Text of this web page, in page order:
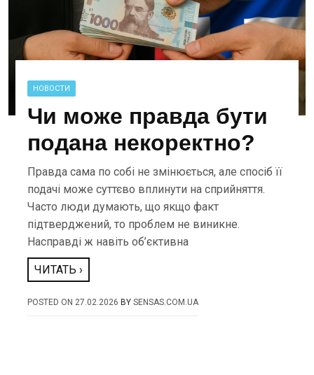
НОВОСТИ
Чи може правда бути
подана некоректно?
Правда сама по собі не змінюється, але спосіб її
подачі може суттєво вплинути на сприйняття.
Часто люди думають, що якщо факт
підтверджений, то проблем не виникне.
Насправді ж навіть об’єктивна
ЧИТАТЬ ›
POSTED ON 27.02.2026 BYSENSAS.COM.UA